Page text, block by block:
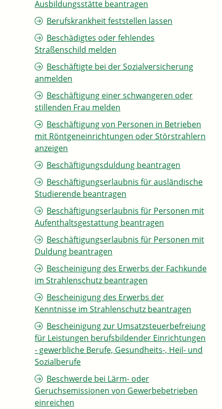
Ausbildungsstätte beantragen
Berufskrankheit feststellen lassen
Beschädigtes oder fehlendes
Straßenschild melden
Beschäftigte bei der Sozialversicherung
anmelden
Beschäftigung einer schwangeren oder
stillenden Frau melden
Beschäftigung von Personen in Betrieben
mit Röntgeneinrichtungen oder Störstrahlern
anzeigen
Beschäftigungsduldung beantragen
Beschäftigungserlaubnis für ausländische
Studierende beantragen
Beschäftigungserlaubnis für Personen mit
Aufenthaltsgestattung beantragen
Beschäftigungserlaubnis für Personen mit
Duldung beantragen
Bescheinigung des Erwerbs der Fachkunde
im Strahlenschutz beantragen
Bescheinigung des Erwerbs der
Kenntnisse im Strahlenschutz beantragen
Bescheinigung zur Umsatzsteuerbefreiung
für Leistungen berufsbildender Einrichtungen
- gewerbliche Berufe, Gesundheits-, Heil- und
Sozialberufe
Beschwerde bei Lärm- oder
Geruchsemissionen von Gewerbebetrieben
einreichen